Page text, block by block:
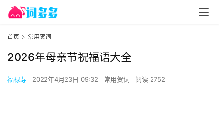
首页 常用贺词
2026年母亲节祝福语大全
福禄寿 2022年4月23日 09:32 常用贺词 阅读 2752